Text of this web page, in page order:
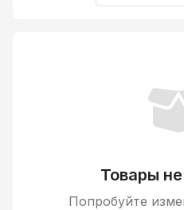
Товары
Попробуйте